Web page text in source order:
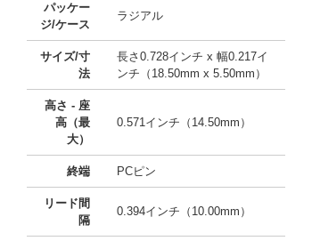
パッケー
ジ/ケース
ラジアル
サイズ/寸
法
長さ0.728インチ x 幅0.217イ
ンチ（18.50mm x 5.50mm）
高さ - 座
高（最
大）
0.571インチ（14.50mm）
終端 PCピン
リード間
隔
0.394インチ（10.00mm）